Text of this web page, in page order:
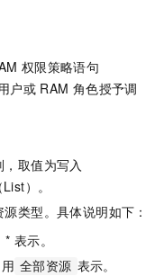
权限策略语句
户或 RAM 角色授予调
取值为写入
）。
类型。具体说明如下：
表示。
全部资源 表示。